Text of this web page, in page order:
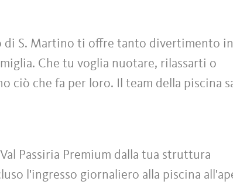
di S. Martino ti offre tanto divertimento in
Che tu voglia nuotare, rilassarti o
che fa per loro. Il team della piscina
Passiria Premium dalla tua struttura
l'ingresso giornaliero alla piscina